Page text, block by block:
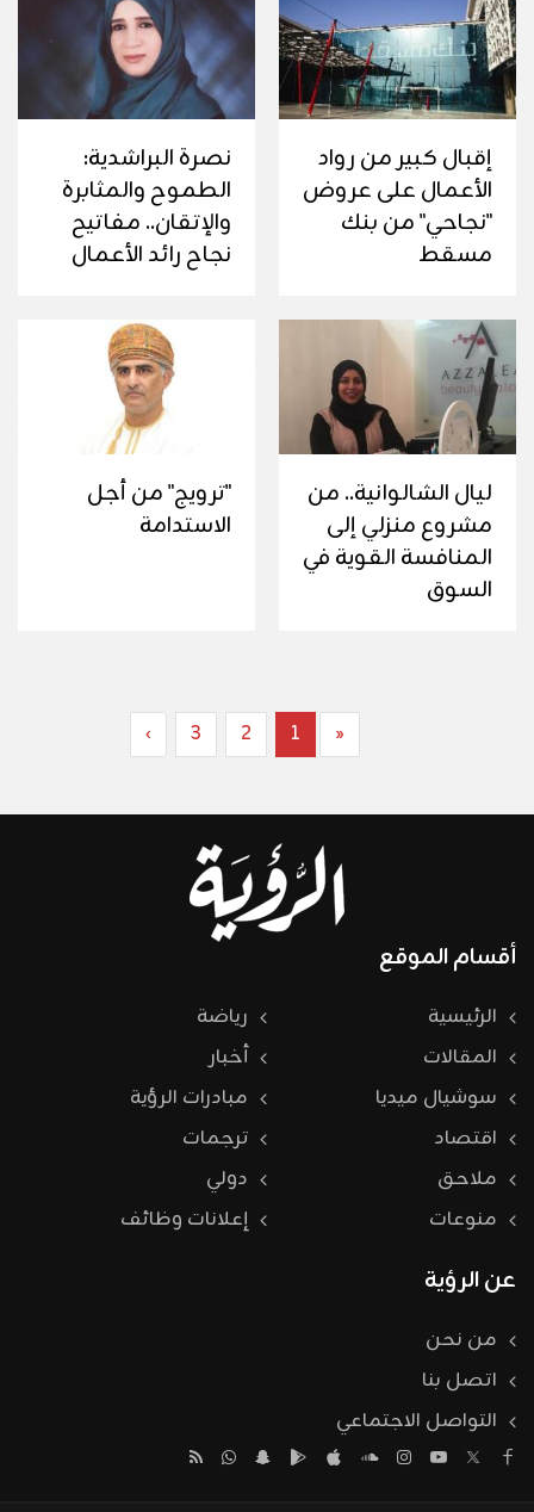
إقبال كبير من رواد
الأعمال على عروض
"نجاحي" من بنك
مسقط
نصرة البراشدية:
الطموح والمثابرة
والإتقان.. مفاتيح
نجاح رائد الأعمال
ليال الشالوانية.. من
مشروع منزلي إلى
المنافسة القوية في
السوق
"ترويج" من أجل
الاستدامة
«
1
2
3
›
أقسام الموقع
الرئيسية
رياضة
المقالات
أخبار
سوشيال ميديا
مبادرات الرؤية
اقتصاد
ترجمات
ملاحق
دولي
منوعات
إعلانات وظائف
عن الرؤية
من نحن
اتصل بنا
التواصل الاجتماعي